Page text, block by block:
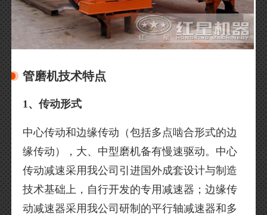
管磨机技术特点
1、传动形式
中心传动和边缘传动（包括多点啮合形式的边
缘传动），大、中型磨机备有慢速驱动。中心
传动减速采用我公司引进国外成套设计与制造
技术基础上，自行开发的专用减速器；边缘传
动减速器采用我公司研制的平行轴减速器和多